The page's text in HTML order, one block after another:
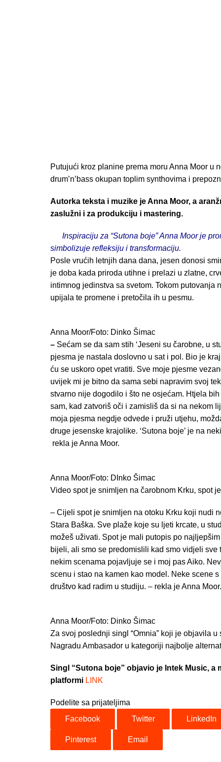
Putujući kroz planine prema moru Anna Moor u
drum’n’bass okupan toplim synthovima i
Autorka teksta i muzike je Anna Moor, a
zaslužni i za produkciju i mastering.
Inspiraciju za “Sutona boje” Anna Moor
simbolizuje refleksiju i transformaciju.
Posle vrućih letnjih dana dana, jesen donosi
je doba kada priroda utihne i prelazi u zlatne,
intimnog jedinstva sa svetom. Tokom putovanja
upijala te promene i pretočila ih u pesmu.
Anna Moor/Foto: Dinko Šimac
– Sećam se da sam stih ‘Jeseni su čarobne, u
pjesma je nastala doslovno u sat i pol. Bio je
ću se uskoro opet vratiti. Sve moje pjesme
uvijek mi je bitno da sama sebi napravim svoj
stvarno nije dogodilo i što ne osjećam. Htjela
sam, kad zatvoriš oči i zamisliš da si na nekom
moja pjesma negdje odvede i pruži utjehu,
druge jesenske krajolike. ‘Sutona boje’ je na
rekla je Anna Moor.
Anna Moor/Foto: DInko Šimac
Video spot je snimljen na čarobnom Krku, spot
– Cijeli spot je snimljen na otoku Krku koji nudi
Stara Baška. Sve plaže koje su ljeti krcate, u
možeš uživati. Spot je mali putopis po
bijeli, ali smo se predomislili kad smo vidjeli
nekim scenama pojavljuje se i moj pas Aiko.
scenu i stao na kamen kao model. Neke scene
društvo kad radim u studiju. – rekla je Anna Moor.
Anna Moor/Foto: Dinko Šimac
Za svoj poslednji singl “Omnia” koji je objavila
Nagradu Ambasador u kategoriji najbolje
Singl “Sutona boje” objavio je Intek Music,
platformi LINK
Podelite sa prijateljima
Facebook
Twitter LinkedIn
Pinterest Email